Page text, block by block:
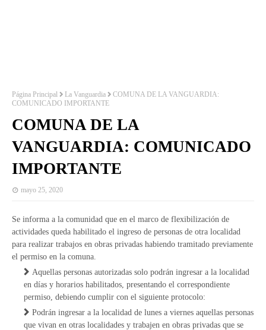
Página Principal La Vanguardia
COMUNA DE LA VANGUARDIA:
COMUNICADO IMPORTANTE
COMUNA DE LA
VANGUARDIA: COMUNICADO
IMPORTANTE
mayo 25, 2020
Se informa a la comunidad que en el marco de flexibilización de
actividades queda habilitado el ingreso de personas de otra localidad
para realizar trabajos en obras privadas habiendo tramitado previamente
el permiso en la comuna.
Aquellas personas autorizadas solo podrán ingresar a la localidad
en días y horarios habilitados, presentando el correspondiente
permiso, debiendo cumplir con el siguiente protocolo:
Podrán ingresar a la localidad de lunes a viernes aquellas personas
que vivan en otras localidades y trabajen en obras privadas que se